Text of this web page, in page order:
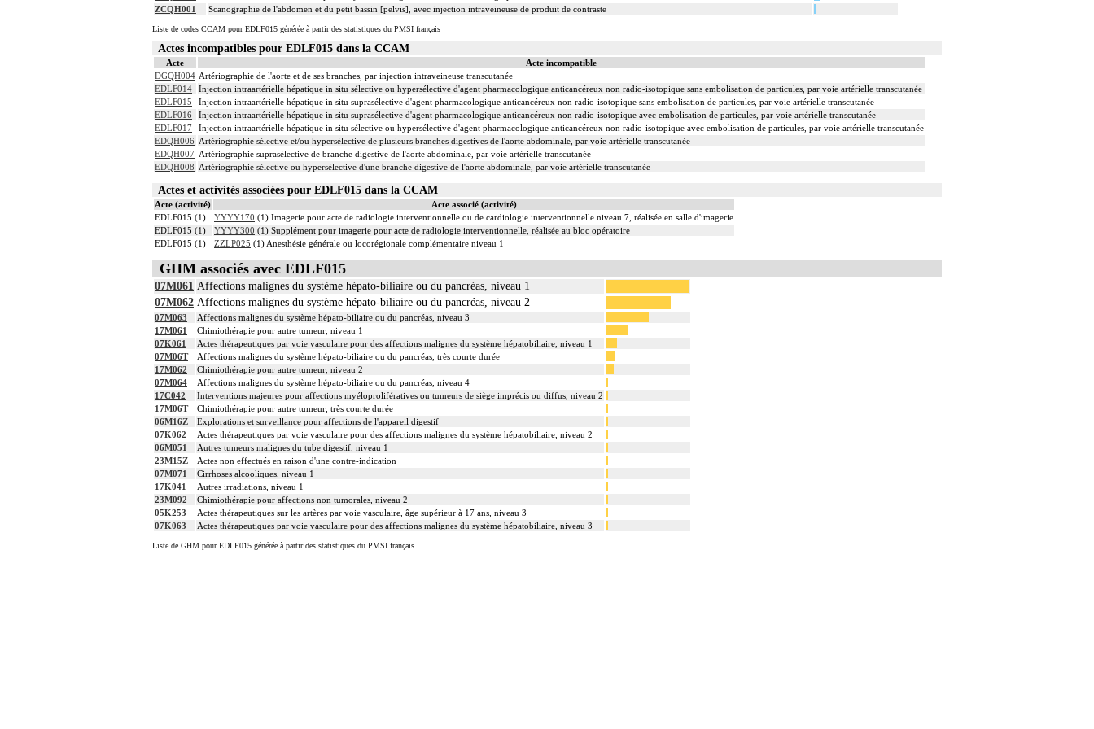
ZCQH001
Scanographie de l'abdomen et du petit bassin [pelvis], avec injection intraveineuse de produit de contraste
Liste de codes CCAM pour EDLF015 générée à partir des statistiques du PMSI français
Actes incompatibles pour EDLF015 dans la CCAM
Acte
Acte incompatible
DGQH004 Artériographie de l'aorte et de ses branches, par injection intraveineuse transcutanée
EDLF014
Injection intraartérielle hépatique in situ sélective ou hypersélective d'agent pharmacologique anticancéreux non radio-isotopique sans embolisation de particules, par voie artérielle transcutanée
EDLF015
Injection intraartérielle hépatique in situ suprasélective d'agent pharmacologique anticancéreux non radio-isotopique sans embolisation de particules, par voie artérielle transcutanée
EDLF016
Injection intraartérielle hépatique in situ suprasélective d'agent pharmacologique anticancéreux non radio-isotopique avec embolisation de particules, par voie artérielle transcutanée
EDLF017
Injection intraartérielle hépatique in situ sélective ou hypersélective d'agent pharmacologique anticancéreux non radio-isotopique avec embolisation de particules, par voie artérielle transcutanée
EDQH006 Artériographie sélective et/ou hypersélective de plusieurs branches digestives de l'aorte abdominale, par voie artérielle transcutanée
EDQH007 Artériographie suprasélective de branche digestive de l'aorte abdominale, par voie artérielle transcutanée
EDQH008 Artériographie sélective ou hypersélective d'une branche digestive de l'aorte abdominale, par voie artérielle transcutanée
Actes et activités associées pour EDLF015 dans la CCAM
Acte (activité)
Acte associé (activité)
EDLF015 (1)
YYYY170 (1) Imagerie pour acte de radiologie interventionnelle ou de cardiologie interventionnelle niveau 7, réalisée en salle d'imagerie
EDLF015 (1)
YYYY300 (1) Supplément pour imagerie pour acte de radiologie interventionnelle, réalisée au bloc opératoire
EDLF015 (1)
ZZLP025 (1) Anesthésie générale ou locorégionale complémentaire niveau 1
GHM associés avec EDLF015
07M061 Affections malignes du système hépato-biliaire ou du pancréas, niveau 1
07M062 Affections malignes du système hépato-biliaire ou du pancréas, niveau 2
07M063
Affections malignes du système hépato-biliaire ou du pancréas, niveau 3
17M061
Chimiothérapie pour autre tumeur, niveau 1
07K061
Actes thérapeutiques par voie vasculaire pour des affections malignes du système hépatobiliaire, niveau 1
07M06T
Affections malignes du système hépato-biliaire ou du pancréas, très courte durée
17M062
Chimiothérapie pour autre tumeur, niveau 2
07M064
Affections malignes du système hépato-biliaire ou du pancréas, niveau 4
17C042
Interventions majeures pour affections myéloprolifératives ou tumeurs de siège imprécis ou diffus, niveau 2
17M06T
Chimiothérapie pour autre tumeur, très courte durée
06M16Z
Explorations et surveillance pour affections de l'appareil digestif
07K062
Actes thérapeutiques par voie vasculaire pour des affections malignes du système hépatobiliaire, niveau 2
06M051
Autres tumeurs malignes du tube digestif, niveau 1
23M15Z
Actes non effectués en raison d'une contre-indication
07M071
Cirrhoses alcooliques, niveau 1
17K041
Autres irradiations, niveau 1
23M092
Chimiothérapie pour affections non tumorales, niveau 2
05K253
Actes thérapeutiques sur les artères par voie vasculaire, âge supérieur à 17 ans, niveau 3
07K063
Actes thérapeutiques par voie vasculaire pour des affections malignes du système hépatobiliaire, niveau 3
Liste de GHM pour EDLF015 générée à partir des statistiques du PMSI français